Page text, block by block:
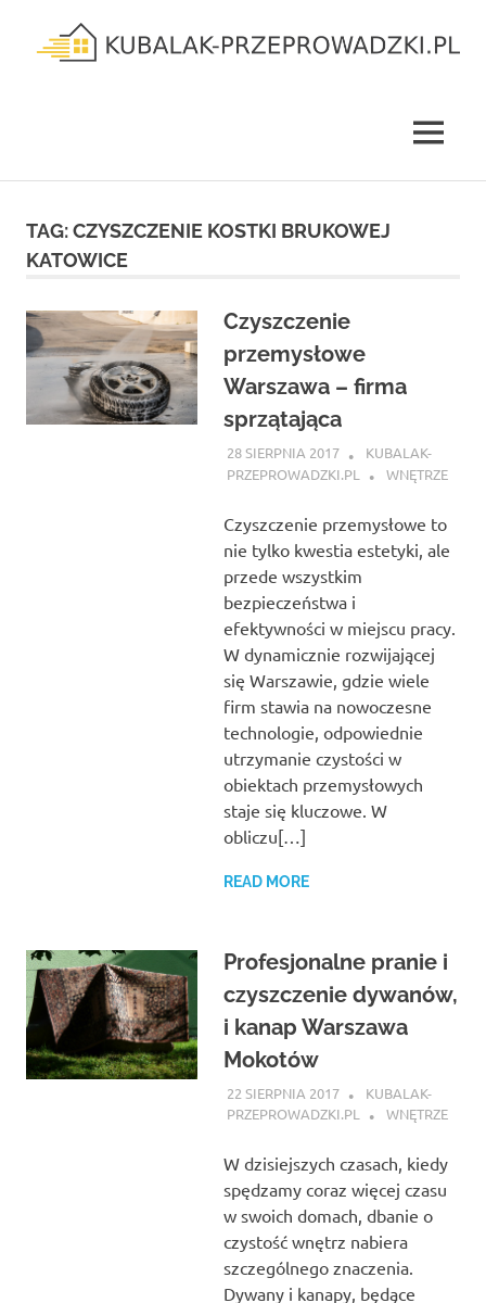
content
MENU
TAG:CZYSZCZENIE KOSTKI BRUKOWEJ
KATOWICE
Czyszczenie
przemysłowe
Warszawa – firma
sprzątająca
28 SIERPNIA 2017
KUBALAK-
PRZEPROWADZKI.PL
WNĘTRZE
Czyszczenie przemysłowe to
nie tylko kwestia estetyki, ale
przede wszystkim
bezpieczeństwa i
efektywności w miejscu pracy.
W dynamicznie rozwijającej
się Warszawie, gdzie wiele
firm stawia na nowoczesne
technologie, odpowiednie
utrzymanie czystości w
obiektach przemysłowych
staje się kluczowe. W
obliczu[…]
READ MORE
Profesjonalne pranie i
czyszczenie dywanów,
i kanap Warszawa
Mokotów
22 SIERPNIA 2017
KUBALAK-
PRZEPROWADZKI.PL
WNĘTRZE
W dzisiejszych czasach, kiedy
spędzamy coraz więcej czasu
w swoich domach, dbanie o
czystość wnętrz nabiera
szczególnego znaczenia.
Dywany i kanapy, będące